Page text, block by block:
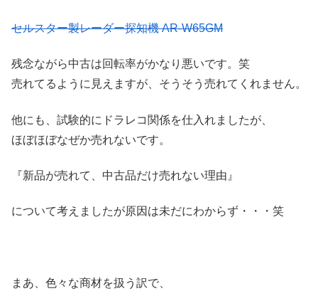
セルスター製レーダー探知機 AR-W65GM
残念ながら中古は回転率がかなり悪いです。笑
売れてるように見えますが、そうそう売れてくれません。
他にも、試験的にドラレコ関係を仕入れましたが、
ほぼほぼなぜか売れないです。
『新品が売れて、中古品だけ売れない理由』
について考えましたが原因は未だにわからず・・・笑
まあ、色々な商材を扱う訳で、